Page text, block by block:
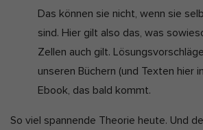
Das können sie nicht, wenn sie
sind. Hier gilt also das, was
Zellen auch gilt.
unseren Büchern (und Texten hier
Ebook, das bald kommt.
So viel spannende Theorie heute. Und